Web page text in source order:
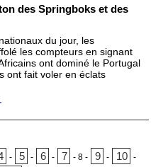
des Springboks et des
du jour, les
les compteurs en signant
ont dominé le Portugal
ont fait voler en éclats
- 5 - 6 - 7 -8 - 9 - 10 -